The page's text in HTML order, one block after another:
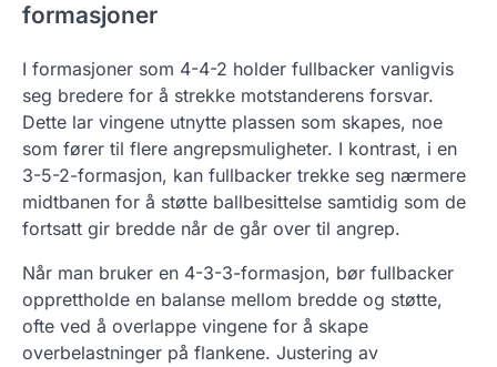
formasjoner
I formasjoner som 4-4-2 holder fullbacker vanligvis
seg bredere for å strekke motstanderens forsvar.
Dette lar vingene utnytte plassen som skapes, noe
som fører til flere angrepsmuligheter. I kontrast, i en
3-5-2-formasjon, kan fullbacker trekke seg nærmere
midtbanen for å støtte ballbesittelse samtidig som de
fortsatt gir bredde når de går over til angrep.
Når man bruker en 4-3-3-formasjon, bør fullbacker
opprettholde en balanse mellom bredde og støtte,
ofte ved å overlappe vingene for å skape
overbelastninger på flankene. Justering av